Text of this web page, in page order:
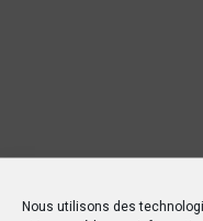
Nous utilisons des